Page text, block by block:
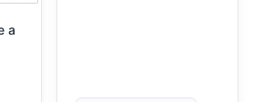
a